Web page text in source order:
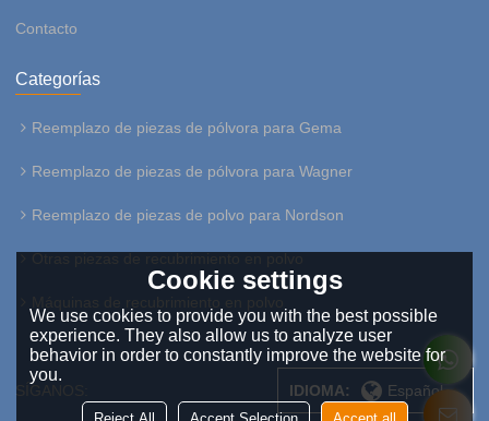
Contacto
Categorías
Reemplazo de piezas de pólvora para Gema
Reemplazo de piezas de pólvora para Wagner
Reemplazo de piezas de polvo para Nordson
IDIOMA: Español
Cookie settings
We use cookies to provide you with the best possible
experience. They also allow us to analyze user
behavior in order to constantly improve the website for
you.